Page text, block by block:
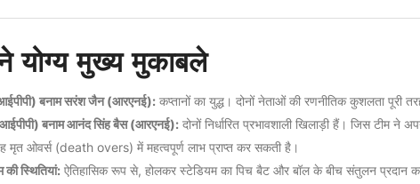
योग्य मुख्य मुकाबले
बनाम सरंश जैन (आरएनई): कप्तानों का युद्ध। दोनों नेताओं की रणनीतिक कुशलता पूरी
बनाम आनंद सिंह बैस (आरएनई): दोनों निर्धारित प्रभावशाली खिलाड़ी हैं। जिस टीम
मृत ओवर्स (death overs) में महत्वपूर्ण लाभ प्राप्त कर सकती है।
स्थितियां: ऐतिहासिक रूप से, होलकर स्टेडियम का पिच बैट और बॉल के बीच संतुलन प्रदान